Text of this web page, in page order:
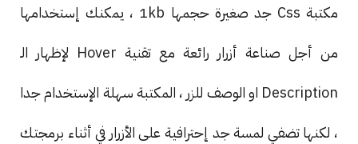
مكتبة Css جد صغيرة حجمها 1kb ، يمكنك إستخدامها
من أجل صناعة أزرار رائعة مع تقنية Hover لإظهار الـ
Description او الوصف للزر ، المكتبة سهلة الإستخدام جدا
، لكنها تضفي لمسة جد إحترافية على الأزرار في أثناء برمجتك